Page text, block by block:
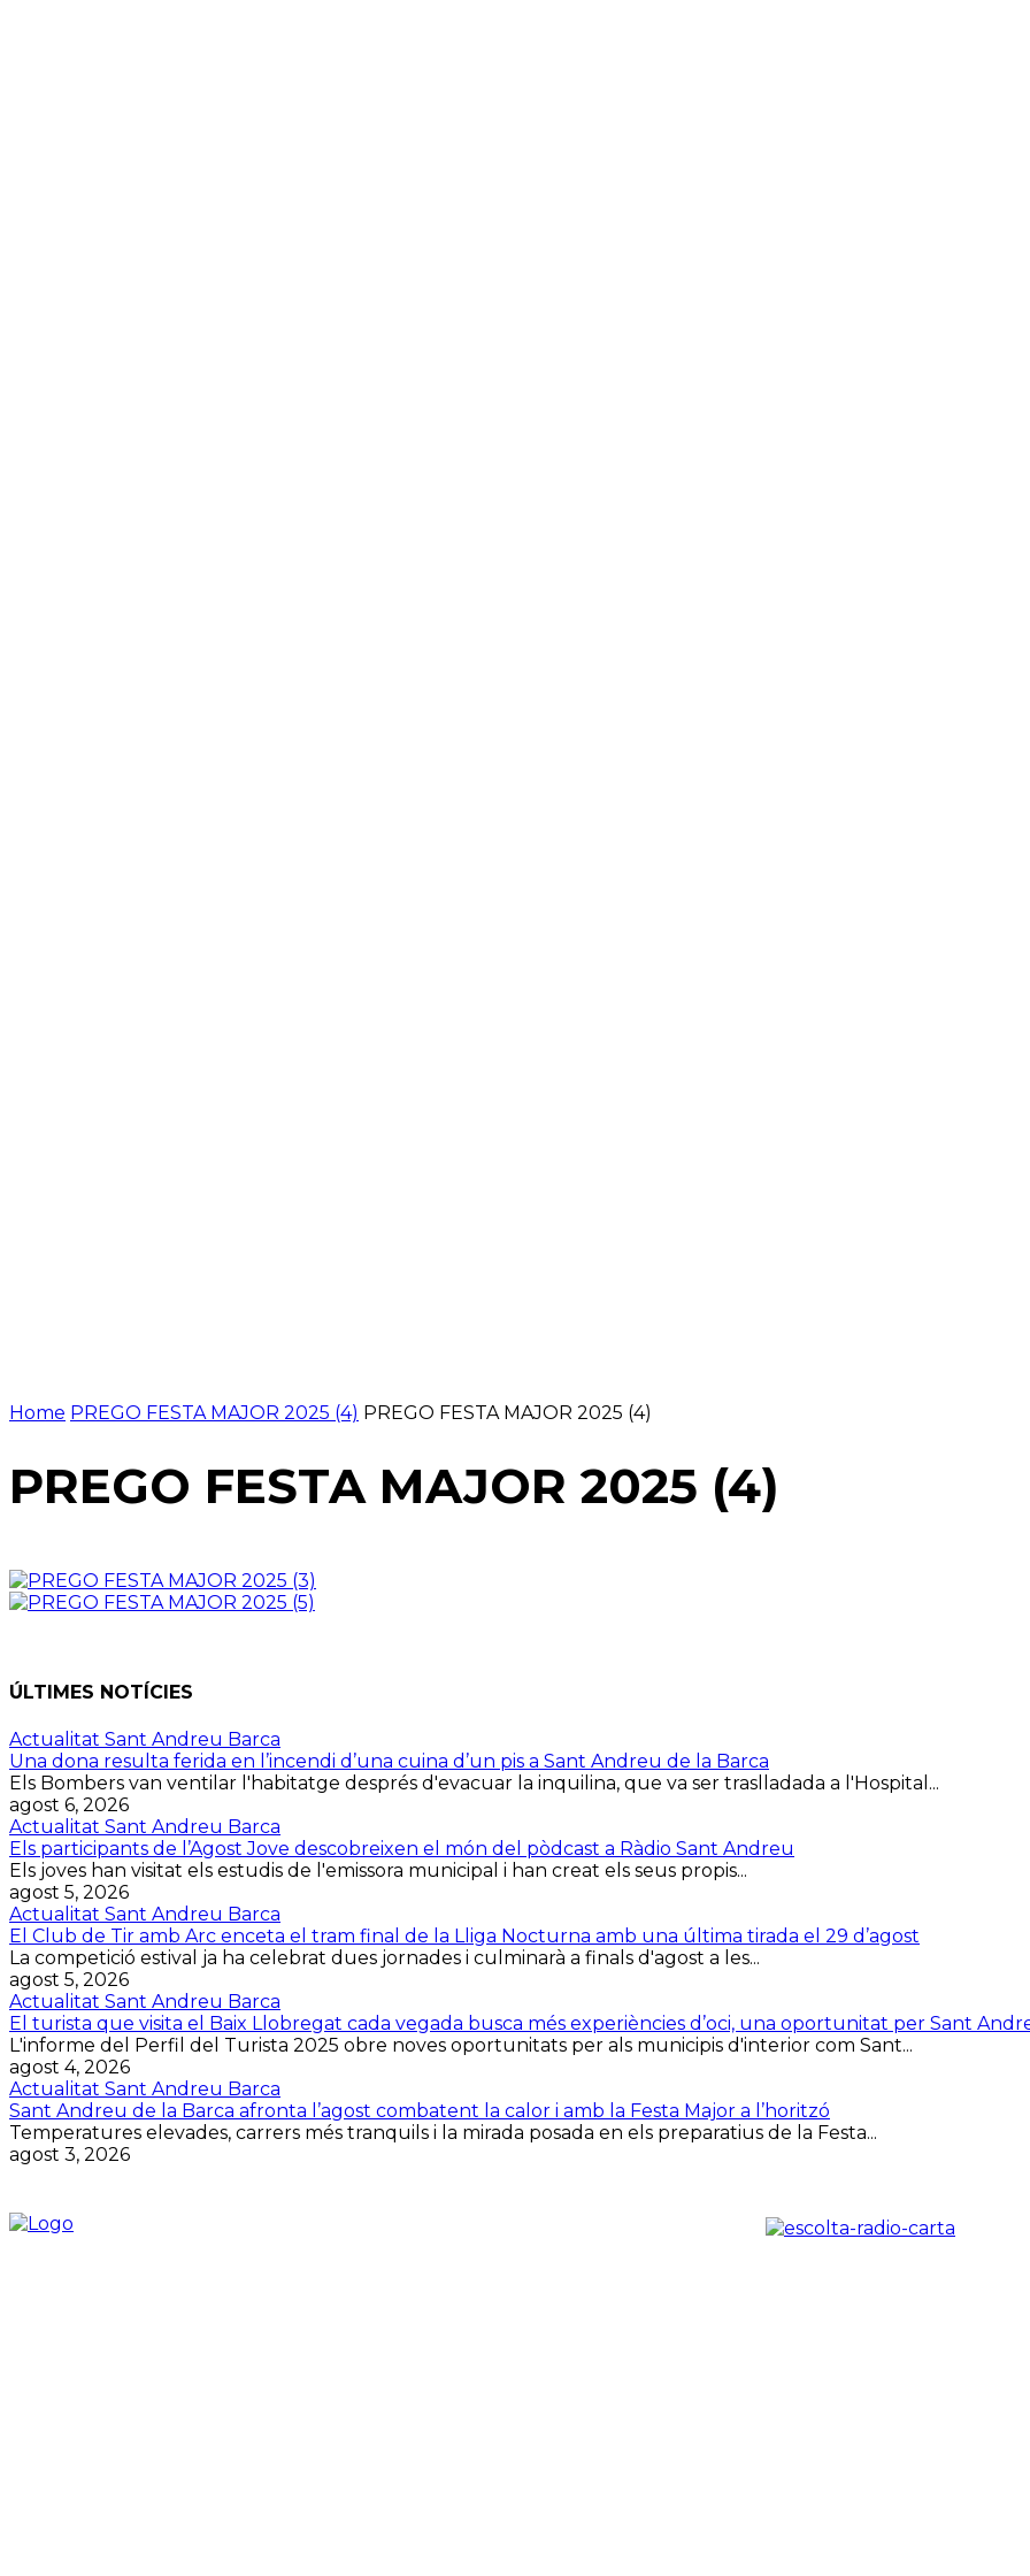
Home PREGO FESTA MAJOR 2025 (4) PREGO FESTA MAJOR 2025 (4)
PREGO FESTA MAJOR 2025 (4)
ÚLTIMES NOTÍCIES
Actualitat Sant Andreu Barca
Una dona resulta ferida en l’incendi d’una cuina d’un pis a Sant Andreu de la Barca
Els Bombers van ventilar l'habitatge després d'evacuar la inquilina, que va ser traslladada a l'Hospital...
agost 6, 2026
Actualitat Sant Andreu Barca
Els participants de l’Agost Jove descobreixen el món del pòdcast a Ràdio Sant Andreu
Els joves han visitat els estudis de l'emissora municipal i han creat els seus propis...
agost 5, 2026
Actualitat Sant Andreu Barca
El Club de Tir amb Arc enceta el tram final de la Lliga Nocturna amb una última tirada el 29 d’agost
La competició estival ja ha celebrat dues jornades i culminarà a finals d'agost a les...
agost 5, 2026
Actualitat Sant Andreu Barca
El turista que visita el Baix Llobregat cada vegada busca més experiències d’oci, una oportunitat per Sant
L'informe del Perfil del Turista 2025 obre noves oportunitats per als municipis d'interior com Sant...
agost 4, 2026
Actualitat Sant Andreu Barca
Sant Andreu de la Barca afronta l’agost combatent la calor i amb la Festa Major a l’horitzó
Temperatures elevades, carrers més tranquils i la mirada posada en els preparatius de la Festa...
agost 3, 2026